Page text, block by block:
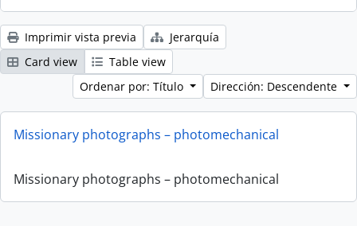
Imprimir vista previa
Jerarquía
Card view
Table view
Ordenar por: Título
Dirección: Descendente
Missionary photographs – photomechanical
Missionary photographs – photomechanical